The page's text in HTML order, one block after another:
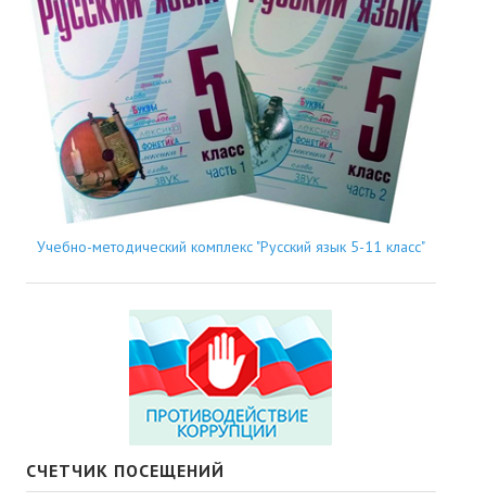
Учебно-методический комплекс "Русский язык 5-11 класс"
СЧЕТЧИК ПОСЕЩЕНИЙ